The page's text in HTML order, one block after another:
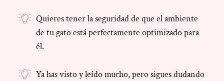
Quieres tener la seguridad de que el ambiente
de tu gato está perfectamente optimizado para
él.
Ya has visto y leído mucho, pero sigues dudando